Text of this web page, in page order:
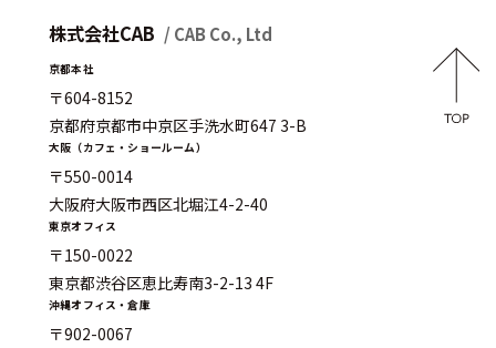
株式会社CAB / CAB Co., Ltd
京都本社
〒604-8152
京都府京都市中京区手洗水町647 3-B
大阪（カフェ・ショールーム）
〒550-0014
大阪府大阪市西区北堀江4-2-40
東京オフィス
〒150-0022
東京都渋谷区恵比寿南3-2-13 4F
沖縄オフィス・倉庫
〒902-0067